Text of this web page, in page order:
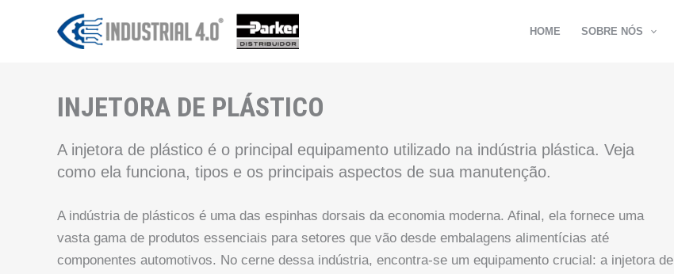
HOME SOBRE NÓS
INJETORA DE PLÁSTICO
A injetora de plástico é o principal equipamento utilizado na indústria plástica. Veja
como ela funciona, tipos e os principais aspectos de sua manutenção.
A indústria de plásticos é uma das espinhas dorsais da economia moderna. Afinal, ela fornece uma
vasta gama de produtos essenciais para setores que vão desde embalagens alimentícias até
componentes automotivos. No cerne dessa indústria, encontra-se um equipamento crucial: a injetora de